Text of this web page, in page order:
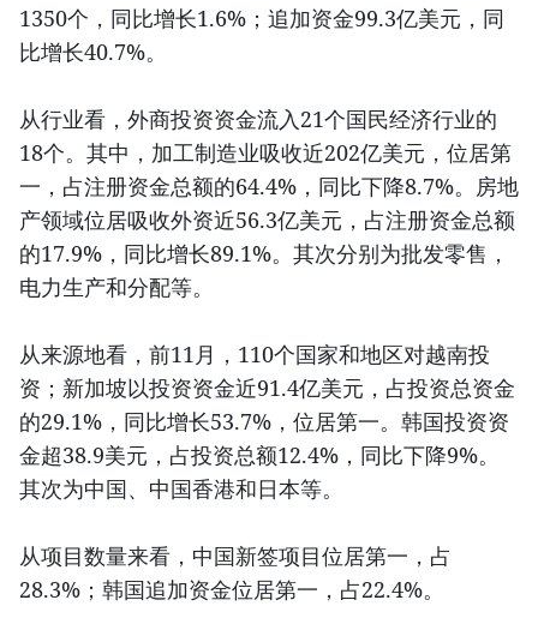
1350个，同比增长1.6%；追加资金99.3亿美元，同
比增长40.7%。
从行业看，外商投资资金流入21个国民经济行业的
18个。其中，加工制造业吸收近202亿美元，位居第
一，占注册资金总额的64.4%，同比下降8.7%。房地
产领域位居吸收外资近56.3亿美元，占注册资金总额
的17.9%，同比增长89.1%。其次分别为批发零售，
电力生产和分配等。
从来源地看，前11月，110个国家和地区对越南投
资；新加坡以投资资金近91.4亿美元，占投资总资金
的29.1%，同比增长53.7%，位居第一。韩国投资资
金超38.9美元，占投资总额12.4%，同比下降9%。
其次为中国、中国香港和日本等。
从项目数量来看，中国新签项目位居第一，占
28.3%；韩国追加资金位居第一，占22.4%。